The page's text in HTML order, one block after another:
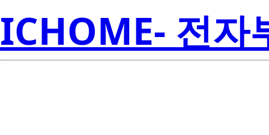
ICHOME- 전자